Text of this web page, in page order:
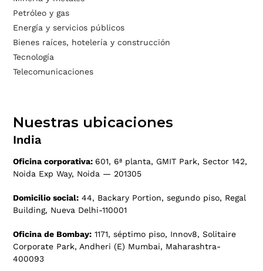
Petróleo y gas
Energía y servicios públicos
Bienes raíces, hotelería y construcción
Tecnología
Telecomunicaciones
Nuestras ubicaciones
India
Oficina corporativa: 601, 6ª planta, GMIT Park, Sector 142,
Noida Exp Way, Noida — 201305
Domicilio social: 44, Backary Portion, segundo piso, Regal
Building, Nueva Delhi-110001
Oficina de Bombay: 1171, séptimo piso, Innov8, Solitaire
Corporate Park, Andheri (E) Mumbai, Maharashtra-
400093